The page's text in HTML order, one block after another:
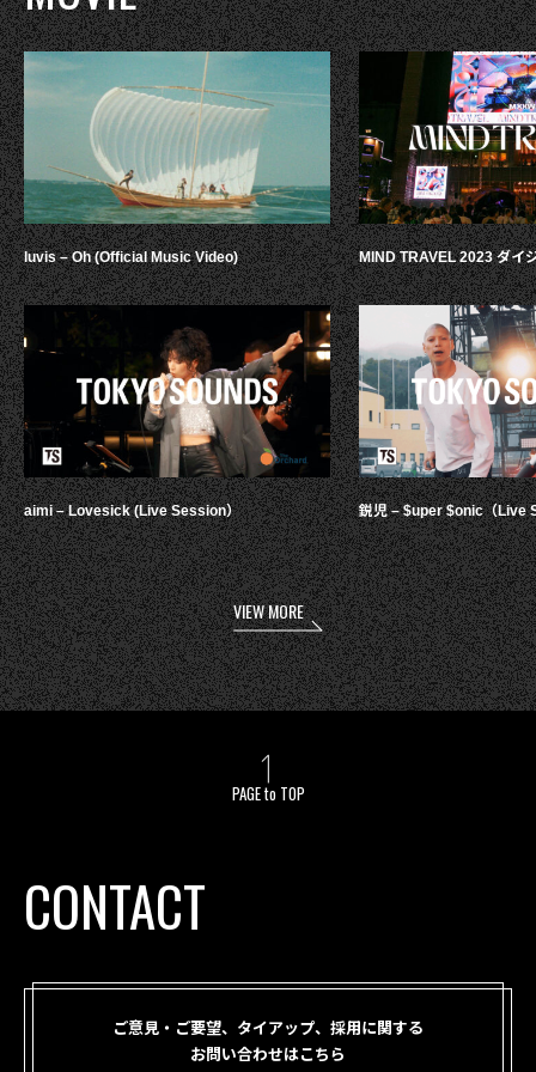
luvis – Oh (Official Music Video)
aimi – Lovesick (Live Session）
MIND TRAVEL 2023 ダイ
鋭児 – $uper $onic（Live
VIEW MORE
PAGE to TOP
CONTACT
ご意見・ご要望、タイアップ、採用に関する
お問い合わせはこちら